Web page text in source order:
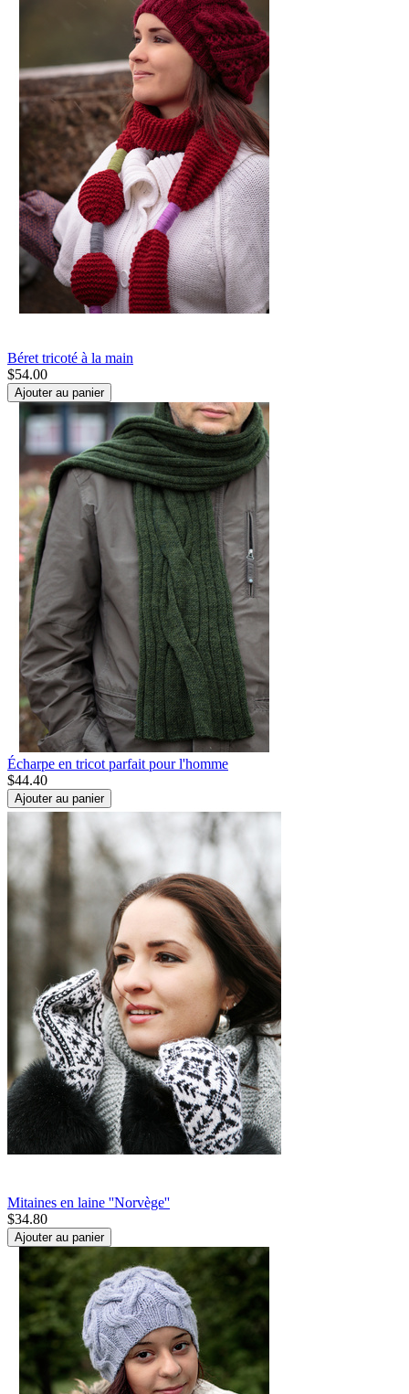
Béret tricoté à la main
$54.00
Ajouter au panier
Écharpe en tricot parfait pour l'homme
$44.40
Ajouter au panier
Mitaines en laine ''Norvège''
$34.80
Ajouter au panier